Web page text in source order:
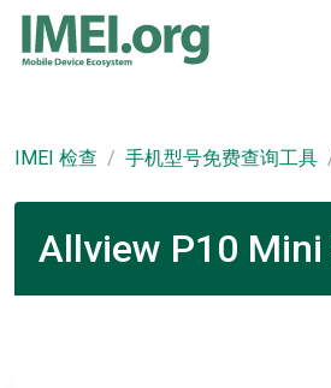
IMEI 检查 手机型号免费查询工具
Allview P10